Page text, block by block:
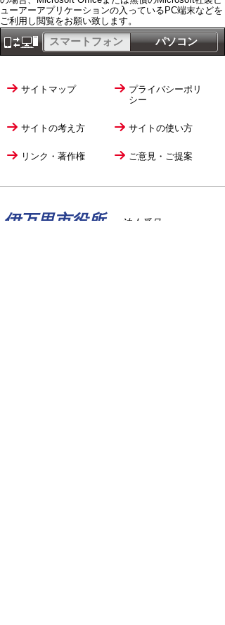
ューアーアプリケーションの入っているPC端末などを
ご利用し閲覧をお願い致します。
パソコン
スマートフォン
サイトマップ
プライバシーポリ
シー
サイトの考え方 サイトの使い方
リンク・著作権 ご意見・ご提案
伊万里市役所
法人番号